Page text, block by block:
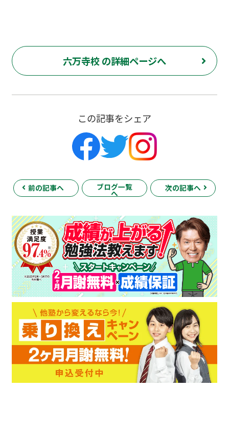
六万寺校 の詳細ページへ
この記事をシェア
前の記事へ ブログ一覧
へ
次の記事へ